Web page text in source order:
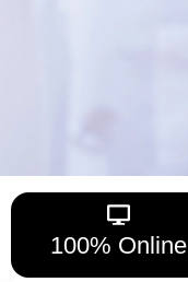
100% Online